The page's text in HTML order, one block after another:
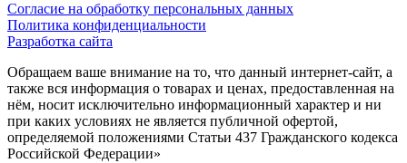
Согласие на обработку персональных данных
Политика конфиденциальности
Разработка сайта
Обращаем ваше внимание на то, что данный интернет-сайт, а
также вся информация о товарах и ценах, предоставленная на
нём, носит исключительно информационный характер и ни
при каких условиях не является публичной офертой,
определяемой положениями Статьи 437 Гражданского кодекса
Российской Федерации»